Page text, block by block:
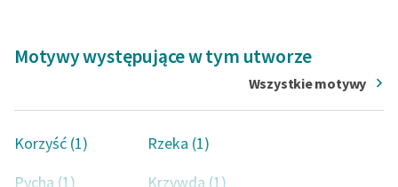
Motywy występujące w tym utworze
Wszystkie motywy
Korzyść (1)
Rzeka (1)
Pycha (1)
Krzywda (1)